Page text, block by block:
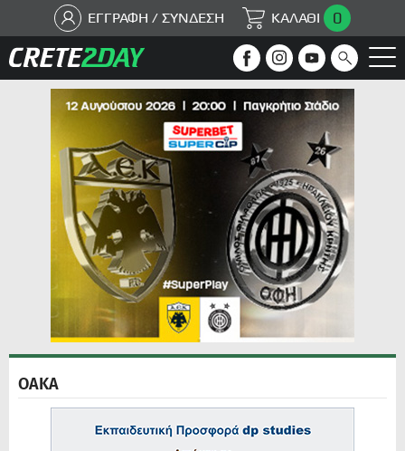
ΕΓΓΡΑΦΗ / ΣΥΝΔΕΣΗ ΚΑΛΑΘΙ 0
ΟΑΚΑ